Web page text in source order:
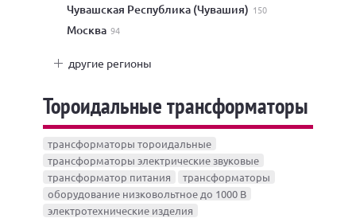
Чувашская Республика (Чувашия) 150
Москва 94
другие регионы
Тороидальные трансформаторы
трансформаторы тороидальные
трансформаторы электрические звуковые
трансформатор питания
трансформаторы
оборудование низковольтное до 1000 В
электротехнические изделия